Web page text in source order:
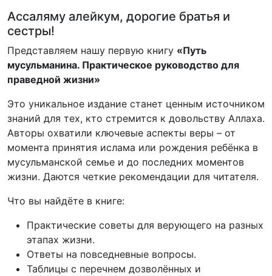
Ассаляму алейкум, дорогие братья и
сестры!
Представляем нашу первую книгу «Путь
мусульманина. Практическое руководство для
праведной жизни»
Это уникальное издание станет ценным источником
знаний для тех, кто стремится к довольству Аллаха.
Авторы охватили ключевые аспекты веры – от
момента принятия ислама или рождения ребёнка в
мусульманской семье и до последних моментов
жизни. Даются четкие рекомендации для читателя.
Что вы найдёте в книге:
Практические советы для верующего на разных
этапах жизни.
Ответы на повседневные вопросы.
Таблицы с перечнем дозволённых и